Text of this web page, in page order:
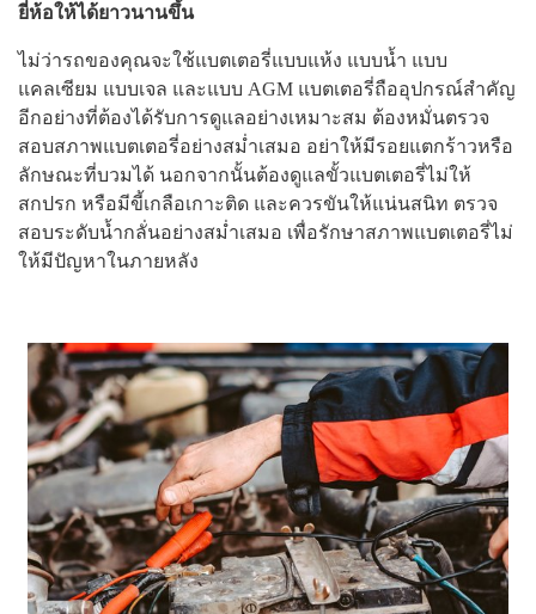
ยี่ห้อให้ได้ยาวนานขึ้น
ไม่ว่ารถของคุณจะใช้แบตเตอรี่แบบแห้ง แบบน้ำ แบบ
แคลเซียม แบบเจล และแบบ AGM แบตเตอรี่ถืออุปกรณ์สำคัญ
อีกอย่างที่ต้องได้รับการดูแลอย่างเหมาะสม ต้องหมั่นตรวจ
สอบสภาพแบตเตอรี่อย่างสม่ำเสมอ อย่าให้มีรอยแตกร้าวหรือ
ลักษณะที่บวมได้ นอกจากนั้นต้องดูแลขั้วแบตเตอรี่ไม่ให้
สกปรก หรือมีขี้เกลือเกาะติด และควรขันให้แน่นสนิท ตรวจ
สอบระดับน้ำกลั่นอย่างสม่ำเสมอ เพื่อรักษาสภาพแบตเตอรี่ไม่
ให้มีปัญหาในภายหลัง